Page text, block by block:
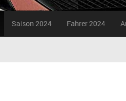
Saison 2024 Fahrer 2024